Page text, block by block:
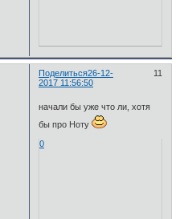
Поделиться 11
26-12-
2017 11:56:50
начали бы уже что ли, хотя
бы про Ноту
0